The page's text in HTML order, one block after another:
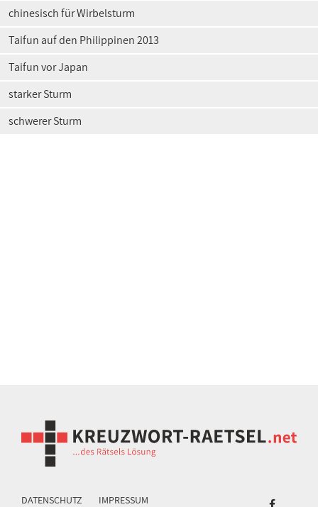
chinesisch für Wirbelsturm
Taifun auf den Philippinen 2013
Taifun vor Japan
starker Sturm
schwerer Sturm
DATENSCHUTZ IMPRESSUM